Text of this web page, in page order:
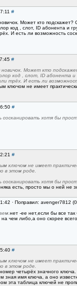
#
Может кто
код , слот, ID абонента и
И есть ли возможность
#
новичок. Может кто
код , слот, ID абонента
трёх. И есть ли
ключом не имеет
#
сосканировать хотя бы
#
ключом не имеет
в этом роде.
сосканировать хотя бы
есть, просто мы о ней не
· Поправил: avenger7812
нет -ее нет,если бы все
чем либо,а оно скорее
#
ключом не имеет
в этом роде.
четырёх значного
зная имя ключа, а оно
эта таблица ключей не